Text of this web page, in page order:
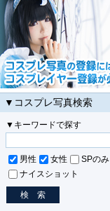
▼コスプレ写真検索
▼キーワードで探す
男性 女性
SPのみ
ナイスショット